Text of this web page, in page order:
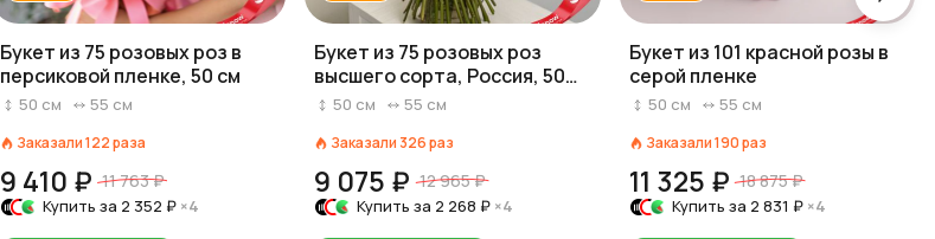
Букет из 75 розовых роз в
персиковой пленке, 50 см
50 см 55 см
Заказали122раза
9 410 ₽ 11 763 ₽
Купить за 2 352 ₽ ×4
Букет из 75 розовых роз
высшего сорта, Россия, 50
см50 см 55 см
Заказали 326раз
9 075 ₽ 12 965 ₽
Купить за 2 268 ₽ ×4
Букет из 101 красной розы в
серой пленке
50 см 55 см
Заказали190раз
11 325 ₽ 18 875 ₽
Купить за 2 831 ₽ ×4